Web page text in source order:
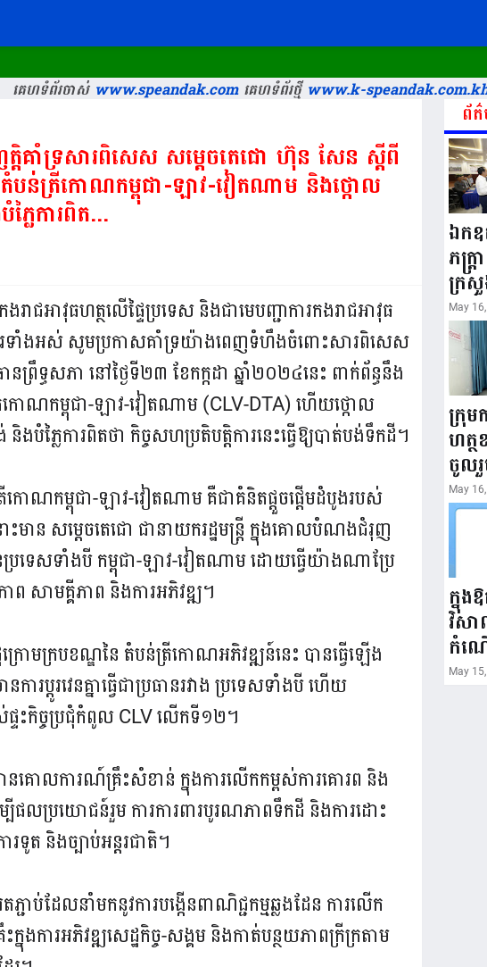
គេហទំព័រចាស់www.speandak.comគេហទំព័រថ្មីwww.k-
ត្តិគាំទ្រសារពិសេស សម្តេចតេជោ ហ៊ុន សែន ស្តីពី
តំបន់ត្រីកោណកម្ពុជា-ឡាវ-វៀតណាម និងថ្កោល
ៃការពិត...
ងរាជអាវុធហត្ថលើផ្ទៃប្រទេស និងជាមេបញ្ជាការកងរាជអាវុធ
ការទាំងអស់ សូមប្រកាសគាំទ្រយ៉ាងពេញទំហឹងចំពោះសារពិសេស
រឹទ្ធសភា នៅថ្ងៃទី២៣ ខែកក្កដា ឆ្នាំ២០២៤នេះ ពាក់ព័ន្ធនឹង
រីកោណកម្ពុជា-ឡាវ-វៀតណាម (CLV-DTA) ហើយថ្កោល
ៃការពិតថា កិច្ចសហប្រតិបត្តិការនេះធ្វើឱ្យបាត់បង់ទឹកដី។
កោណកម្ពុជា-ឡាវ-វៀតណាម គឺជាគំនិតផ្តួចផ្តើមដំបូងរបស់
ះមាន សម្តេចតេជោ ជានាយករដ្ឋមន្ត្រី ក្នុងគោលបំណងជំរុញ
ប្រទេសទាំងបី កម្ពុជា-ឡាវ-​វៀតណាម ដោយធ្វើយ៉ាងណាប្រែ
ាព សាមគ្គីភាព និងការអភិវឌ្ឍ។
រោមក្របខណ្ឌនៃ តំបន់ត្រីកោណអភិវឌ្ឍន៍នេះ បានធ្វើឡើង
ប្តូរវេនគ្នាធ្វើជាប្រធានរវាង ប្រទេសទាំងបី ហើយ
ស់ផ្ទះកិច្ចប្រជុំកំពូល CLV លើកទី១២។
ានគោលការណ៍គ្រឹះសំខាន់ ក្នុងការលើកកម្ពស់ការគោរព និង
បីផលប្រយោជន៍រួម ការការពារបូរណភាពទឹកដី និងការដោះ
ទូត និងច្បាប់អន្តរជាតិ។
ជាប់ដែលនាំមកនូវការបង្កើនពាណិជ្ជកម្មឆ្លងដែន ការលើក
ការអភិវឌ្ឍសេដ្ឋកិច្ច-សង្គម និងកាត់បន្ថយភាពក្រីក្រតាម
ព័ត៌
ឯកឧ
ភក្ត្រ
ក្រ
រសៀ
ឧស
ឆ្ន
បាន
ជំរឿ
មន្ត្
នៃ
May
ក្រុម
ហត្
ចូលរួ
ដល់គ្
សម
ឪពុ
លោ
ភាព!
May
ក្នុ
វិស
កំណ
គម្រ
May